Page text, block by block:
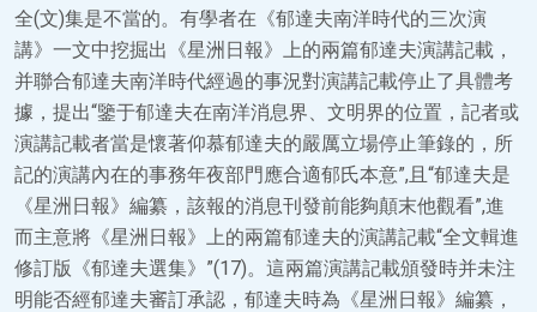
全(文)集是不當的。有學者在《郁達夫南洋時代的三次演
講》一文中挖掘出《星洲日報》上的兩篇郁達夫演講記載，
并聯合郁達夫南洋時代經過的事況對演講記載停止了具體考
據，提出“鑒于郁達夫在南洋消息界、文明界的位置，記者或
演講記載者當是懷著仰慕郁達夫的嚴厲立場停止筆錄的，所
記的演講內在的事務年夜部門應合適郁氏本意”,且“郁達夫是
《星洲日報》編纂，該報的消息刊發前能夠顛末他觀看”,進
而主意將《星洲日報》上的兩篇郁達夫的演講記載“全文輯進
修訂版《郁達夫選集》”(17)。這兩篇演講記載頒發時并未注
明能否經郁達夫審訂承認，郁達夫時為《星洲日報》編纂，